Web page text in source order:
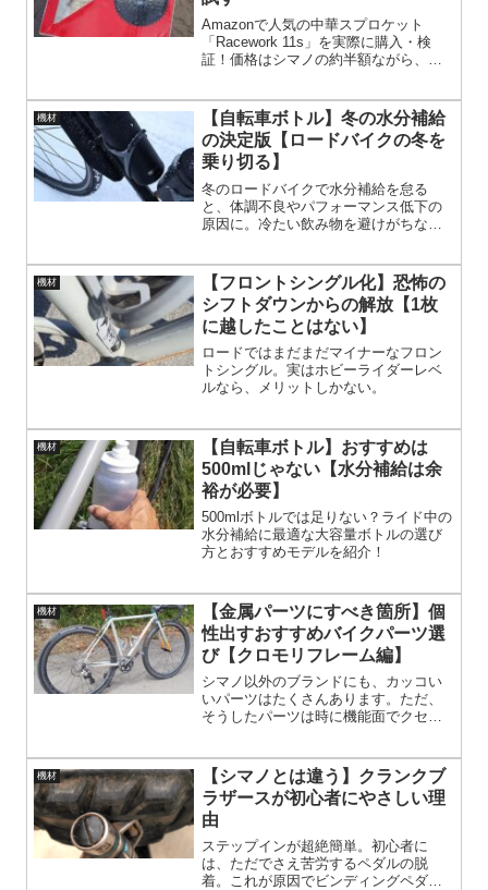
Amazonで人気の中華スプロケット
「Racework 11s」を実際に購入・検
証！価格はシマノの約半額ながら、変
に最適なコスパ重視の選択肢を探る方
必見の記事です。実際の使用感や組み
付けのコツも詳しく紹介し、コストパ
フォーマンスを重視するサイクリスト
にとっておすすめです！
機材
【自転車ボトル】冬の水分補給
の決定版【ロードバイクの冬を
乗り切る】
冬のロードバイクで水分補給を怠る
と、体調不良やパフォーマンス低下の
原因に。冷たい飲み物を避けがちな冬
ケージにフィットする設計や片手で開
閉できるフタ付きなど、冬のライドを
快適にするポイントを紹介していま
す。
機材
【フロントシングル化】恐怖の
シフトダウンからの解放【1枚
に越したことはない】
ロードではまだまだマイナーなフロン
トシングル。実はホビーライダーレベ
ルなら、メリットしかない。
機材
【自転車ボトル】おすすめは
500mlじゃない【水分補給は余
裕が必要】
500mlボトルでは足りない？ライド中の
水分補給に最適な大容量ボトルの選び
方とおすすめモデルを紹介！
機材
【金属パーツにすべき箇所】個
性出すおすすめバイクパーツ選
び【クロモリフレーム編】
シマノ以外のブランドにも、カッコい
いパーツはたくさんあります。ただ、
そうしたパーツは時に機能面でクセが
ば速さも手に入る──もちろんそれは間
違っていない。でも、もし求めるのが
「おもしろい」だとしたら、それこそ
趣味としてのバイクの醍醐味でしょ
う。パーツ選びに正解なんてない。面
白いと思えるなら、それで十分なんで
す。
機材
【シマノとは違う】クランクブ
ラザースが初心者にやさしい理
由
ステップインが超絶簡単。初心者に
は、ただでさえ苦労するペダルの脱
着。これが原因でビンディングペダル